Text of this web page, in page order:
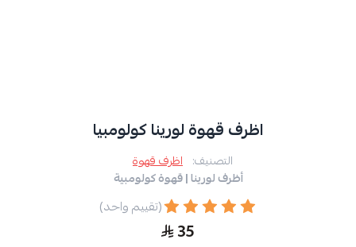
اظرف قهوة لورينا كولومبيا
التصنيف: اظرف قهوة
أظرف لورينا | قهوة كولومبية
(تقييم واحد)
35